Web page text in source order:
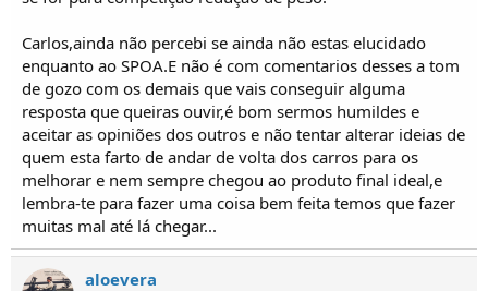
Carlos,ainda não percebi se ainda não estas elucidado
enquanto ao SPOA.E não é com comentarios desses a tom
de gozo com os demais que vais conseguir alguma
resposta que queiras ouvir,é bom sermos humildes e
aceitar as opiniões dos outros e não tentar alterar ideias de
quem esta farto de andar de volta dos carros para os
melhorar e nem sempre chegou ao produto final ideal,e
lembra-te para fazer uma coisa bem feita temos que fazer
muitas mal até lá chegar...
aloevera